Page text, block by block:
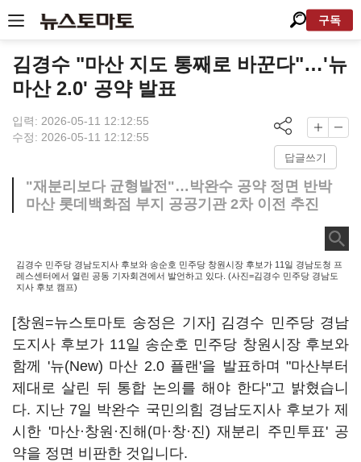
구독
김경수 "마산 지도 통째로 바꾼다"…'뉴
마산 2.0' 공약 발표
입력: 2026-05-11 12:12:55
수정: 2026-05-11 12:12:55
답글쓰기
"재분리보다 균형발전"…박완수 공약 정면 반박
마산 롯데백화점 부지 공공기관 2차 이전 추진
김경수 민주당 경남도지사 후보와 송순호 민주당 창원시장 후보가 11일 경남도청 프
레스센터에서 열린 공동 기자회견에서 발언하고 있다. (사진=김경수 민주당 경남도
지사 후보 캠프)
[창원=뉴스토마토 송정은 기자] 김경수 민주당 경남
도지사 후보가 11일 송순호 민주당 창원시장 후보와
함께 '뉴(New) 마산 2.0 플랜'을 발표하며 "마산부터
제대로 살린 뒤 통합 논의를 해야 한다"고 밝혔습니
다. 지난 7일 박완수 국민의힘 경남도지사 후보가 제
시한 '마산·창원·진해(마·창·진) 재분리 주민투표' 공
약을 정면 비판한 것입니다.